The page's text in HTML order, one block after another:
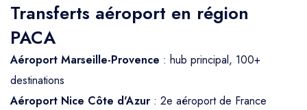
Transferts aéroport en région
PACA
Aéroport Marseille-Provence : hub principal, 100+
destinations
Aéroport Nice Côte d'Azur : 2e aéroport de France